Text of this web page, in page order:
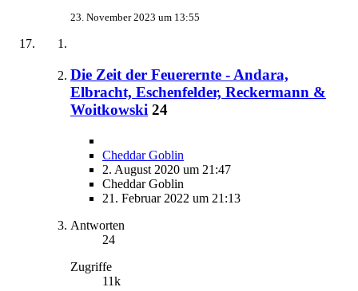
23. November 2023 um 13:55
Die Zeit der Feuerernte - Andara,
Elbracht, Eschenfelder, Reckermann &
Woitkowski 24
Cheddar Goblin
2. August 2020 um 21:47
Cheddar Goblin
21. Februar 2022 um 21:13
Antworten
24
Zugriffe
11k